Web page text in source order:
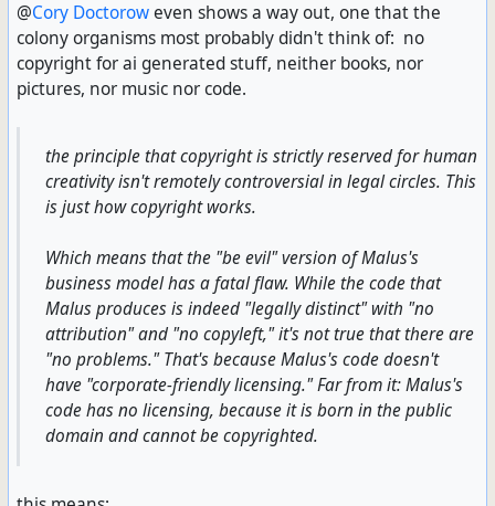
@Cory Doctoroweven shows a way out, one that the
colony organisms most probably didn't think of: no
copyright for ai generated stuff, neither books, nor
pictures, nor music nor code.
the principle that copyright is strictly reserved for human
creativity isn't remotely controversial in legal circles. This
is just how copyright works.
Which means that the "be evil" version of Malus's
business model has a fatal flaw. While the code that
Malus produces is indeed "legally distinct" with "no
attribution" and "no copyleft," it's not true that there are
"no problems." That's because Malus's code doesn't
have "corporate-friendly licensing." Far from it: Malus's
code has no licensing, because it is born in the public
domain and cannot be copyrighted.